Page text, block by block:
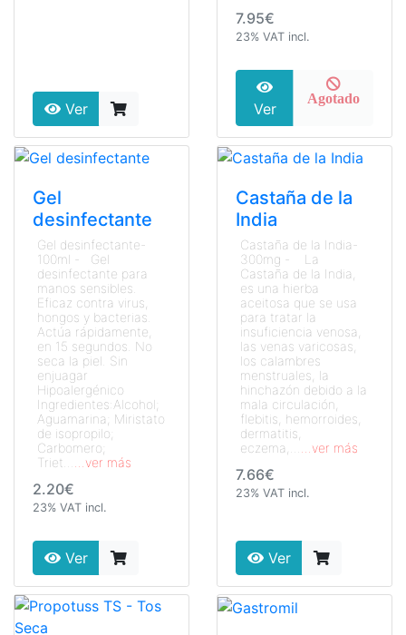
Ver
7.95€
23% VAT incl.
Ver
Agotado
Gel
desinfectante
Gel desinfectante-
100ml - Gel
desinfectante para
manos sensibles.
Eficaz contra virus,
hongos y bacterias.
Actúa rápidamente,
en 15 segundos. No
seca la piel. Sin
enjuagar
Hipoalergénico
Ingredientes:Alcohol;
Aguamarina; Miristato
de isopropilo;
Carbomero;
Triet...
...ver más
2.20€
23% VAT incl.
Ver
Castaña de la
India
Castaña de la India-
300mg - La
Castaña de la India,
es una hierba
aceitosa que se usa
para tratar la
insuficiencia venosa,
las venas varicosas,
los calambres
menstruales, la
hinchazón debido a la
mala circulación,
flebitis, hemorroides,
dermatitis,
eczema,...
...ver más
7.66€
23% VAT incl.
Ver